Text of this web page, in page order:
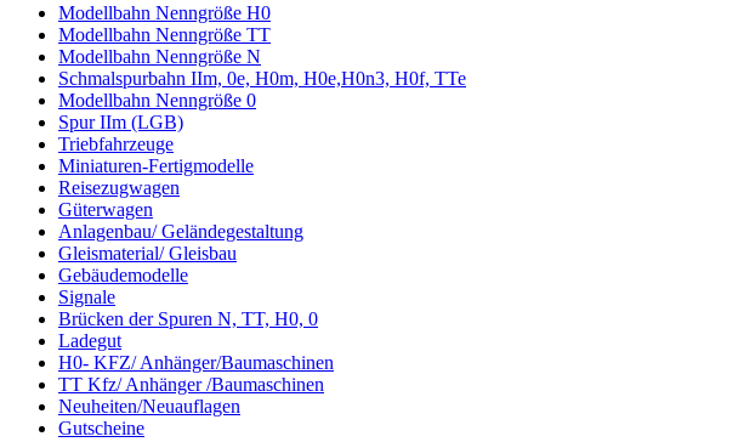
Modellbahn Nenngröße H0
Modellbahn Nenngröße TT
Modellbahn Nenngröße N
Schmalspurbahn IIm, 0e, H0m, H0e,H0n3, H0f, TTe
Modellbahn Nenngröße 0
Spur IIm (LGB)
Triebfahrzeuge
Miniaturen-Fertigmodelle
Reisezugwagen
Güterwagen
Anlagenbau/ Geländegestaltung
Gleismaterial/ Gleisbau
Gebäudemodelle
Signale
Brücken der Spuren N, TT, H0, 0
Ladegut
H0- KFZ/ Anhänger/Baumaschinen
TT Kfz/ Anhänger /Baumaschinen
Neuheiten/Neuauflagen
Gutscheine